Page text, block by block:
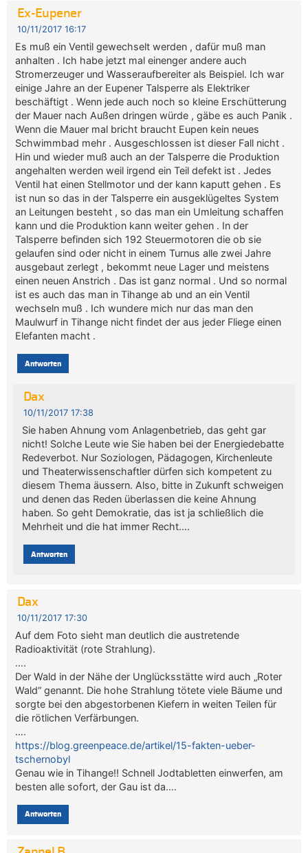
Ex-Eupener
10/11/2017 16:17
Es muß ein Ventil gewechselt werden , dafür muß man
anhalten . Ich habe jetzt mal einenger andere auch
Stromerzeuger und Wasseraufbereiter als Beispiel. Ich war
einige Jahre an der Eupener Talsperre als Elektriker
beschäftigt . Wenn jede auch noch so kleine Erschütterung
der Mauer nach Außen dringen würde , gäbe es auch Panik .
Wenn die Mauer mal bricht braucht Eupen kein neues
Schwimmbad mehr . Ausgeschlossen ist dieser Fall nicht .
Hin und wieder muß auch an der Talsperre die Produktion
angehalten werden weil irgend ein Teil defekt ist . Jedes
Ventil hat einen Stellmotor und der kann kaputt gehen . Es
ist nun so das in der Talsperre ein ausgeklügeltes System
an Leitungen besteht , so das man ein Umleitung schaffen
kann und die Produktion kann weiter gehen . In der
Talsperre befinden sich 192 Steuermotoren die ob sie
gelaufen sind oder nicht in einem Turnus alle zwei Jahre
ausgebaut zerlegt , bekommt neue Lager und meistens
einen neuen Anstrich . Das ist ganz normal . Und so normal
ist es auch das man in Tihange ab und an ein Ventil
wechseln muß . Ich wundere mich nur das man den
Maulwurf in Tihange nicht findet der aus jeder Fliege einen
Elefanten macht .
Antworten
Dax
10/11/2017 17:38
Sie haben Ahnung vom Anlagenbetrieb, das geht gar
nicht! Solche Leute wie Sie haben bei der Energiedebatte
Redeverbot. Nur Soziologen, Pädagogen, Kirchenleute
und Theaterwissenschaftler dürfen sich kompetent zu
diesem Thema äussern. Also, bitte in Zukunft schweigen
und denen das Reden überlassen die keine Ahnung
haben. So geht Demokratie, das ist ja schließlich die
Mehrheit und die hat immer Recht….
Antworten
Dax
10/11/2017 17:30
Auf dem Foto sieht man deutlich die austretende
Radioaktivität (rote Strahlung).
….
Der Wald in der Nähe der Unglücksstätte wird auch „Roter
Wald“ genannt. Die hohe Strahlung tötete viele Bäume und
sorgte bei den abgestorbenen Kiefern in weiten Teilen für
die rötlichen Verfärbungen.
….
https://blog.greenpeace.de/artikel/15-fakten-ueber-
tschernobyl
Genau wie in Tihange!! Schnell Jodtabletten einwerfen, am
besten alle sofort, der Gau ist da….
Antworten